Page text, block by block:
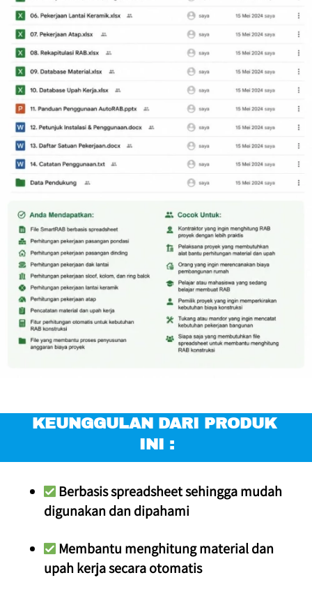
KEUNGGULAN DARI PRODUK
INI :
Berbasis spreadsheet sehingga mudah
digunakan dan dipahami
Membantu menghitung material dan
upah kerja secara otomatis